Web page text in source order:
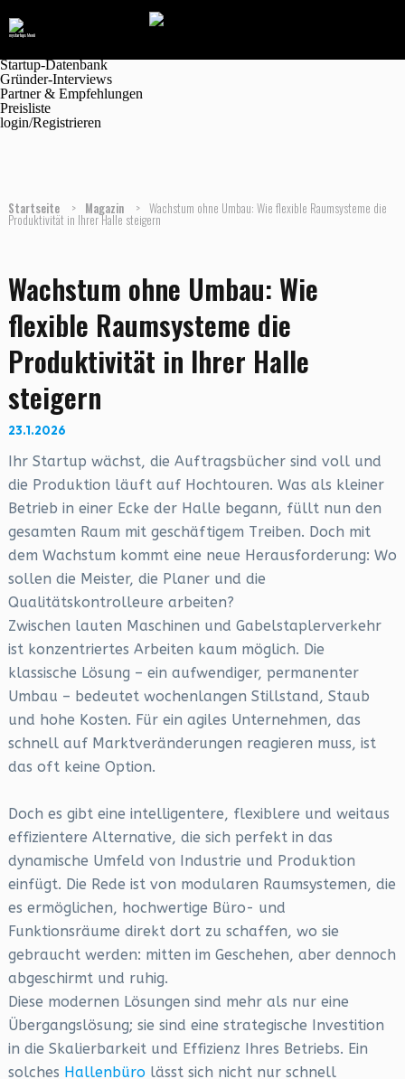
Marktplatz
Magazin
Startup-Datenbank
Gründer-Interviews
Partner & Empfehlungen
Preisliste
login/Registrieren
Startseite > Magazin > Wachstum ohne Umbau: Wie flexible Raumsysteme die
Produktivität in Ihrer Halle steigern
Wachstum ohne Umbau: Wie
flexible Raumsysteme die
Produktivität in Ihrer Halle
steigern
23.1.2026
Ihr Startup wächst, die Auftragsbücher sind voll und
die Produktion läuft auf Hochtouren. Was als kleiner
Betrieb in einer Ecke der Halle begann, füllt nun den
gesamten Raum mit geschäftigem Treiben. Doch mit
dem Wachstum kommt eine neue Herausforderung: Wo
sollen die Meister, die Planer und die
Qualitätskontrolleure arbeiten?
Zwischen lauten Maschinen und Gabelstaplerverkehr
ist konzentriertes Arbeiten kaum möglich. Die
klassische Lösung – ein aufwendiger, permanenter
Umbau – bedeutet wochenlangen Stillstand, Staub
und hohe Kosten. Für ein agiles Unternehmen, das
schnell auf Marktveränderungen reagieren muss, ist
das oft keine Option.
Doch es gibt eine intelligentere, flexiblere und weitaus
effizientere Alternative, die sich perfekt in das
dynamische Umfeld von Industrie und Produktion
einfügt. Die Rede ist von modularen Raumsystemen, die
es ermöglichen, hochwertige Büro- und
Funktionsräume direkt dort zu schaffen, wo sie
gebraucht werden: mitten im Geschehen, aber dennoch
abgeschirmt und ruhig.
Diese modernen Lösungen sind mehr als nur eine
Übergangslösung; sie sind eine strategische Investition
in die Skalierbarkeit und Effizienz Ihres Betriebs. Ein
solches Hallenbürolässt sich nicht nur schnell